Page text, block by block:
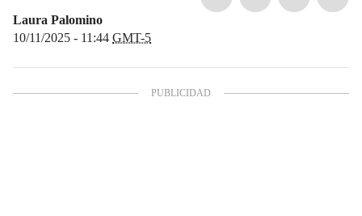
Laura Palomino
10/11/2025 - 11:44 GMT-5